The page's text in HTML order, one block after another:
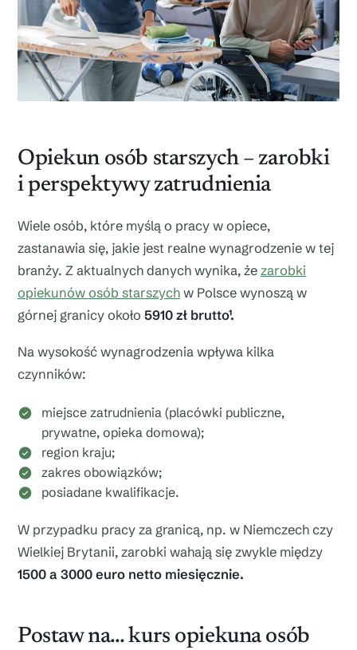
Opiekun osób starszych – zarobki
i perspektywy zatrudnienia
Wiele osób, które myślą o pracy w opiece,
zastanawia się, jakie jest realne wynagrodzenie w tej
branży. Z aktualnych danych wynika, że zarobki
opiekunów osób starszych w Polsce wynoszą w
górnej granicy około 5910 zł brutto¹.
Na wysokość wynagrodzenia wpływa kilka
czynników:
miejsce zatrudnienia (placówki publiczne,
prywatne, opieka domowa);
region kraju;
zakres obowiązków;
posiadane kwalifikacje.
W przypadku pracy za granicą, np. w Niemczech czy
Wielkiej Brytanii, zarobki wahają się zwykle między
1500 a 3000 euro netto miesięcznie.
Postaw na… kurs opiekuna osób